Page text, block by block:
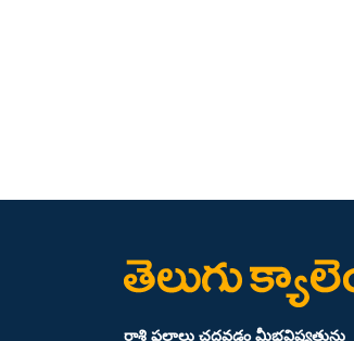
రాశి ఫలాలు చదవడం మీభవిష్యత్తును